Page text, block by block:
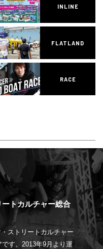
INLINE
FLATLAND
RACE
トカルチャー総合
ストリートカルチャー
す。2013年9月より運